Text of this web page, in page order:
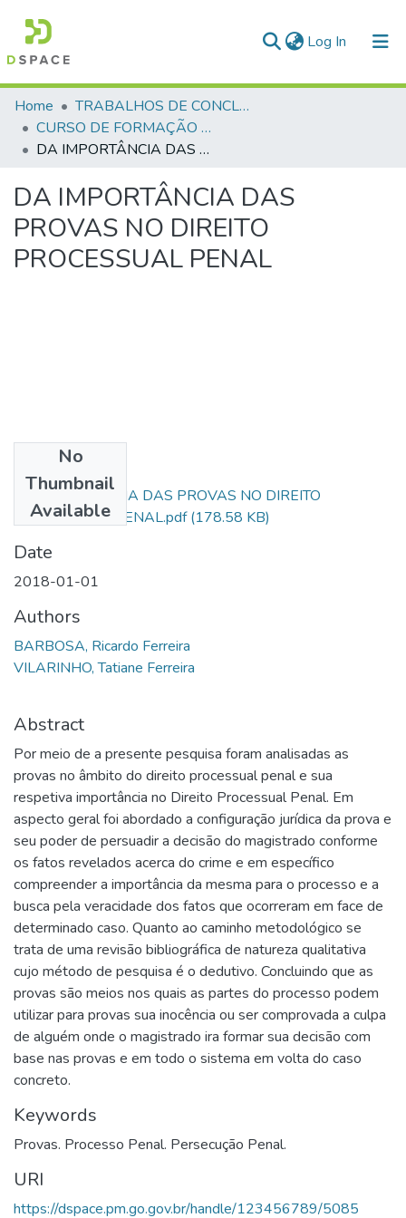
Log In (current)
Communities & Collections
All of DSpace
Home
TRABALHOS DE CONCLUSÃO DE CURSO - CFP (CURSO DE FORMAÇÃO DE PRAÇAS)
CURSO DE FORMAÇÃO DE PRAÇAS - CFP - 2018
DA IMPORTÂNCIA DAS PROVAS NO DIREITO PROCESSUAL PENAL
DA IMPORTÂNCIA DAS
PROVAS NO DIREITO
PROCESSUAL PENAL
No
Thumbnail
Available
DA IMPORTÂNCIA DAS PROVAS NO DIREITO
PROCESSUAL PENAL.pdf(178.58 KB)
Date
2018-01-01
Authors
BARBOSA, Ricardo Ferreira
VILARINHO, Tatiane Ferreira
Abstract
Por meio de a presente pesquisa foram analisadas as
provas no âmbito do direito processual penal e sua
respetiva importância no Direito Processual Penal. Em
aspecto geral foi abordado a configuração jurídica da prova e
seu poder de persuadir a decisão do magistrado conforme
os fatos revelados acerca do crime e em específico
compreender a importância da mesma para o processo e a
busca pela veracidade dos fatos que ocorreram em face de
determinado caso. Quanto ao caminho metodológico se
trata de uma revisão bibliográfica de natureza qualitativa
cujo método de pesquisa é o dedutivo. Concluindo que as
provas são meios nos quais as partes do processo podem
utilizar para provas sua inocência ou ser comprovada a culpa
de alguém onde o magistrado ira formar sua decisão com
base nas provas e em todo o sistema em volta do caso
concreto.
Keywords
Provas. Processo Penal. Persecução Penal.
URI
https://dspace.pm.go.gov.br/handle/123456789/5085